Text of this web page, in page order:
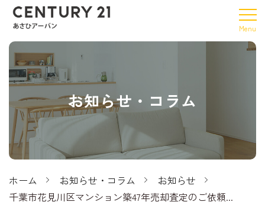
お知らせ・コラム
ホーム お知らせ・コラム
お知らせ
千葉市花見川区マンション築47年売却査定のご依頼...